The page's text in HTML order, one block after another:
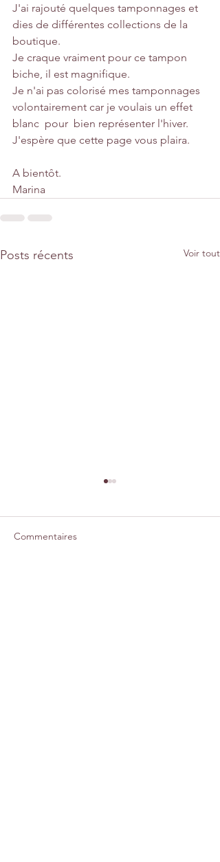
J'ai rajouté quelques tamponnages et
dies de différentes collections de la
boutique.
Je craque vraiment pour ce tampon
biche, il est magnifique.
Je n'ai pas colorisé mes tamponnages
volontairement car je voulais un effet
blanc  pour  bien représenter l'hiver.
J'espère que cette page vous plaira.
A bientôt.
Marina
Posts récents Voir tout
Commentaires